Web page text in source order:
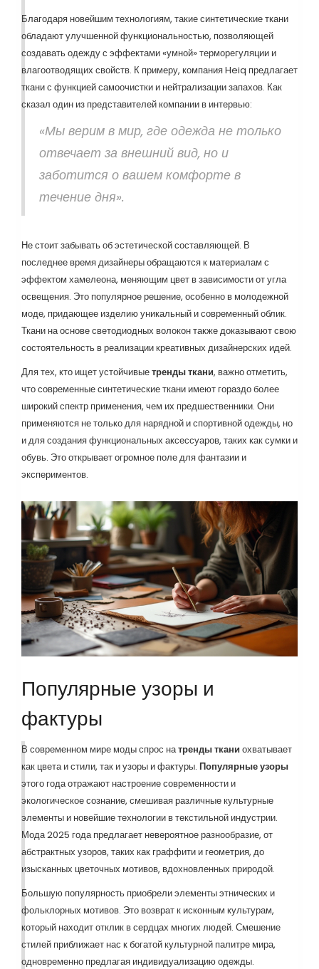
Благодаря новейшим технологиям, такие синтетические ткани
обладают улучшенной функциональностью, позволяющей
создавать одежду с эффектами «умной» терморегуляции и
влагоотводящих свойств. К примеру, компания Heiq предлагает
ткани с функцией самоочистки и нейтрализации запахов. Как
сказал один из представителей компании в интервью:
«Мы верим в мир, где одежда не только
отвечает за внешний вид, но и
заботится о вашем комфорте в
течение дня».
Не стоит забывать об эстетической составляющей. В
последнее время дизайнеры обращаются к материалам с
эффектом хамелеона, меняющим цвет в зависимости от угла
освещения. Это популярное решение, особенно в молодежной
моде, придающее изделию уникальный и современный облик.
Ткани на основе светодиодных волокон также доказывают свою
состоятельность в реализации креативных дизайнерских идей.
Для тех, кто ищет устойчивыетренды ткани, важно отметить,
что современные синтетические ткани имеют гораздо более
широкий спектр применения, чем их предшественники. Они
применяются не только для нарядной и спортивной одежды, но
и для создания функциональных аксессуаров, таких как сумки и
обувь. Это открывает огромное поле для фантазии и
экспериментов.
Популярные узоры и
фактуры
В современном мире моды спрос натренды ткани охватывает
как цвета и стили, так и узоры и фактуры. Популярные узоры
этого года отражают настроение современности и
экологическое сознание, смешивая различные культурные
элементы и новейшие технологии в текстильной индустрии.
Мода 2025 года предлагает невероятное разнообразие, от
абстрактных узоров, таких как граффити и геометрия, до
изысканных цветочных мотивов, вдохновленных природой.
Большую популярность приобрели элементы этнических и
фольклорных мотивов. Это возврат к исконным культурам,
который находит отклик в сердцах многих людей. Смешение
стилей приближает нас к богатой культурной палитре мира,
одновременно предлагая индивидуализацию одежды.